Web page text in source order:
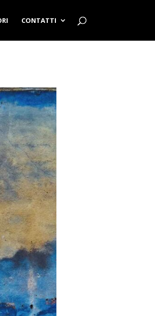
CONTATTI